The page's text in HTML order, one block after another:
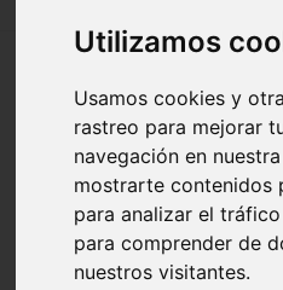
Utilizamos
Usamos cookies y
rastreo para mejorar
navegación en
mostrarte contenidos
para analizar el
para comprender de
nuestros visitantes.
Región de Murcia Digital
Fondos documentales |